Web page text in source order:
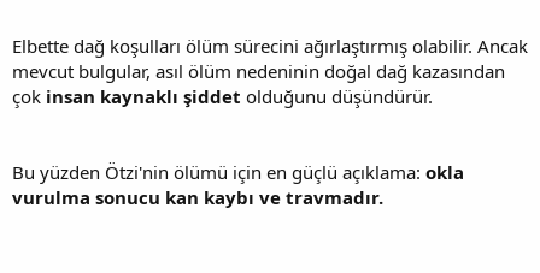
Elbette dağ koşulları ölüm sürecini ağırlaştırmış olabilir. Ancak
mevcut bulgular, asıl ölüm nedeninin doğal dağ kazasından
çok insan kaynaklı şiddet olduğunu düşündürür.
Bu yüzden Ötzi'nin ölümü için en güçlü açıklama: okla
vurulma sonucu kan kaybı ve travmadır.